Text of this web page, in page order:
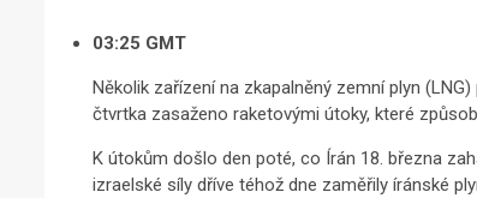
03:25 GMT
Několik zařízení na zkapalněný zemní plyn
čtvrtka zasaženo raketovými útoky, které
K útokům došlo den poté, co Írán 18. března
izraelské síly dříve téhož dne zaměřily íránské